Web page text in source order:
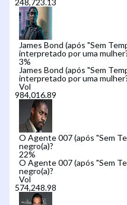
James Bond (após "Sem
interpretado por uma
3%
James Bond (após "Sem
interpretado por uma
Vol
O Agente 007 (após "Sem
negro(a)?
22%
O Agente 007 (após "Sem
negro(a)?
Vol